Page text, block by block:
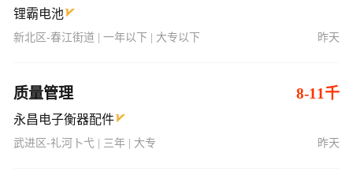
锂霸电池
新北区-春江街道 | 一年以下 | 大专以下 昨天
质量管理 8-11千
永昌电子衡器配件
武进区-礼河卜弋 | 三年 | 大专 昨天